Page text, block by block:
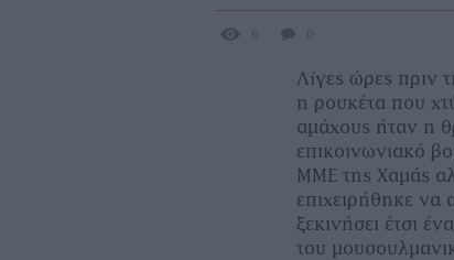
6 0
Λίγες ώρες πριν
η ρουκέτα που
αμάχους ήταν η
επικοινωνιακό
ΜΜΕ της Χαμάς
επιχειρήθηκε να
ξεκινήσει έτσι
του